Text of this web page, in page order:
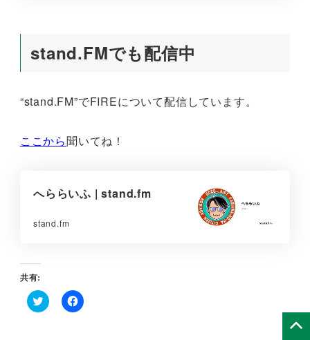
stand.FMでも配信中
“stand.FM”でFIREについて配信しています。
ここから聞いてね！
へららいふ | stand.fm
stand.fm
共有:
ク F